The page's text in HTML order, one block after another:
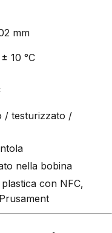
mm
10 °C
/ testurizzato /
nella bobina
con NFC,